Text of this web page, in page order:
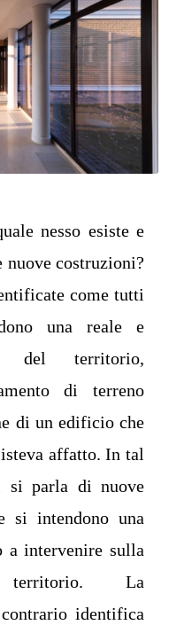
nesso esiste e
costruzioni?
come tutti
una reale e
del territorio,
di terreno
di un edificio che
affatto. In tal
si parla di nuove
si intendono una
a intervenire sulla
territorio. La
identifica